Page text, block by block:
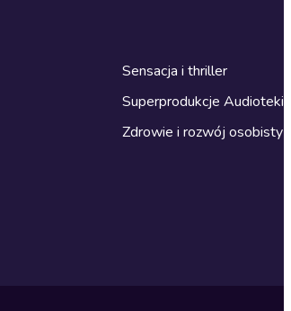
Sensacja i thriller
Superprodukcje Audioteki
Zdrowie i rozwój osobisty